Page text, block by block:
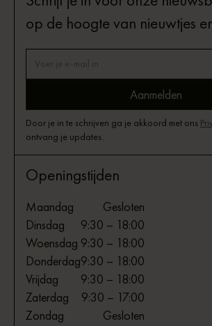
op de hoogte van nieuwtjes
Door je in te schrijven ga je akkoord met ons
ontvang je updates.
Openingstijden
Maandag
Gesloten
Dinsdag
9:30 – 18:00
Woensdag 9:30 – 18:00
Donderdag9:30 – 18:00
Vrijdag
9:30 – 18:00
Zaterdag
9:30 – 17:00
Zondag
Gesloten